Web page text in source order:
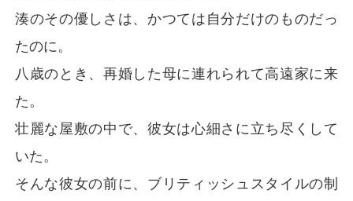
湊のその優しさは、かつては自分だけのものだっ
たのに。
八歳のとき、再婚した母に連れられて高遠家に来
た。
壮麗な屋敷の中で、彼女は心細さに立ち尽くして
いた。
そんな彼女の前に、ブリティッシュスタイルの制